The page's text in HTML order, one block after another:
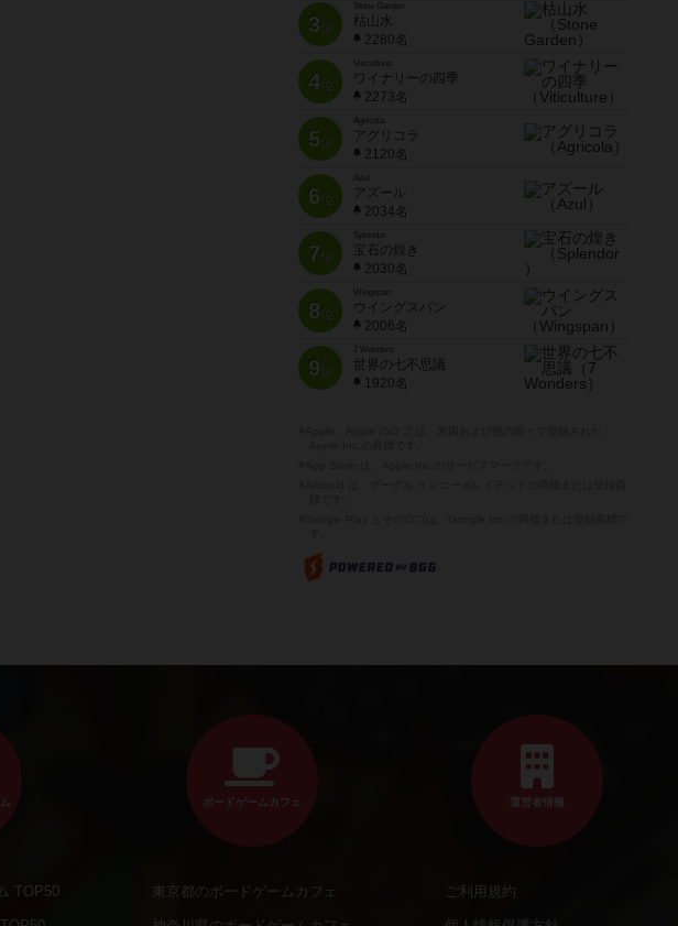
3位
Stone Garden
枯山水
2280名
4位
Viticulture
ワイナリーの四季
2273名
5位
Agricola
アグリコラ
2120名
6位
Azul
アズール
2034名
7位
宝石の煌き
2030名
8位
Wingspan
ウイングスパン
2006名
9位
7 Wonders
世界の七不思議
1920名
TOP50
ボードゲームカフェ
東京都のボードゲームカフェ
運営者情報
ご利用規約